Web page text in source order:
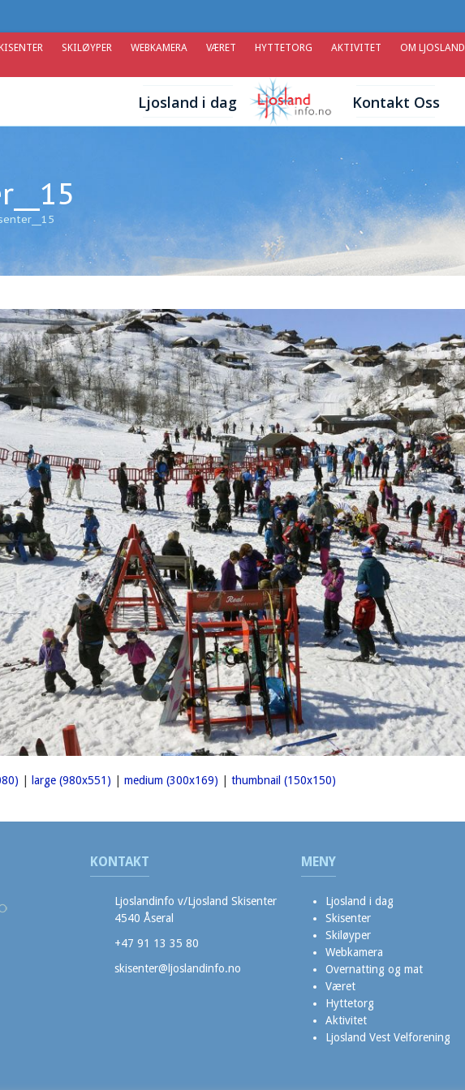
SKILØYPER WEBKAMERA VÆRET HYTTETORG AKTIVITET OM LJOSLAND
Ljosland i dag Kontakt Oss
large (980x551) medium (300x169) thumbnail (150x150)
KONTAKT
Ljoslandinfo v/Ljosland Skisenter
4540 Åseral
+47 91 13 35 80
skisenter@ljoslandinfo.no
MENY
Ljosland i dag
Skisenter
Skiløyper
Webkamera
Overnatting og mat
Været
Hyttetorg
Aktivitet
Ljosland Vest Velforening